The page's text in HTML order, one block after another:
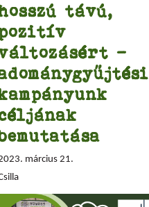
távú,
-
március 21.